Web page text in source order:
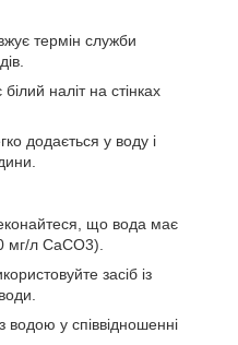
термін служби
наліт на стінках
додається у воду і
що вода має
мг/л CaCO3).
засіб із
водою у співвідношенні